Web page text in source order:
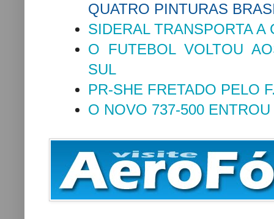
QUATRO PINTURAS
SIDERAL TRANSPORTA A
O FUTEBOL VOLTOU
SUL
PR-SHE FRETADO PELO
O NOVO 737-500